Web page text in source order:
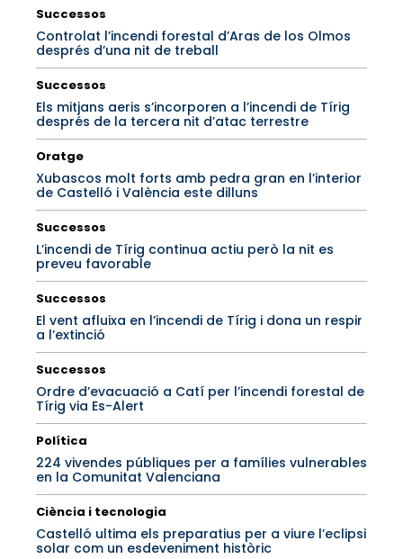
Successos
Controlat l’incendi forestal d’Aras de los Olmos
després d’una nit de treball
Successos
Els mitjans aeris s’incorporen a l’incendi de Tírig
després de la tercera nit d’atac terrestre
Oratge
Xubascos molt forts amb pedra gran en l’interior
de Castelló i València este dilluns
Successos
L’incendi de Tírig continua actiu però la nit es
preveu favorable
Successos
El vent afluixa en l’incendi de Tírig i dona un respir
a l’extinció
Successos
Ordre d’evacuació a Catí per l’incendi forestal de
Tírig via Es-Alert
Política
224 vivendes públiques per a famílies vulnerables
en la Comunitat Valenciana
Ciència i tecnologia
Castelló ultima els preparatius per a viure l’eclipsi
solar com un esdeveniment històric